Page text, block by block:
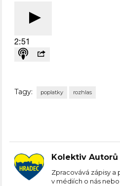
Tagy: poplatky rozhlas
Kolektiv Autorů
Zpracovává zápisy
v médiích o nás